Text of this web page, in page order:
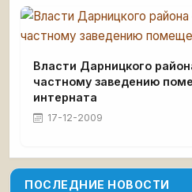
Власти Дарницкого
частному заведению
интерната
17-12-2009
ПОСЛЕДНИЕ НОВОСТИ